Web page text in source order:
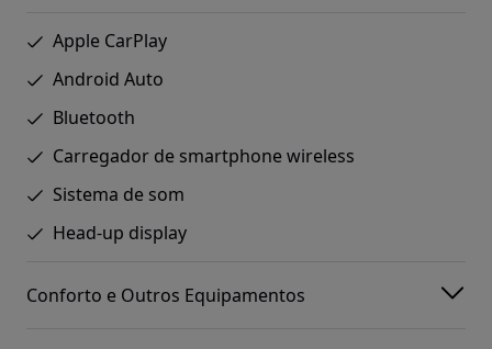
Apple CarPlay
Android Auto
Bluetooth
Carregador de smartphone wireless
Sistema de som
Head-up display
Conforto e Outros Equipamentos